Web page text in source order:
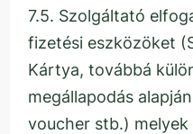
7.5. Szolgáltató
fizetési eszközöket
Kártya, továbbá
megállapodás
voucher stb.)